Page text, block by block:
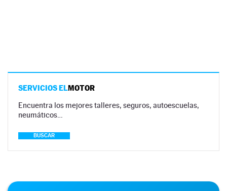
SERVICIOS ELMOTOR
Encuentra los mejores talleres, seguros, autoescuelas,
neumáticos…
BUSCAR